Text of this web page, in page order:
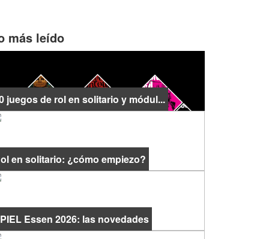
más leído
juegos de rol en solitario y módul...
en solitario: ¿cómo empiezo?
Essen 2026: las novedades